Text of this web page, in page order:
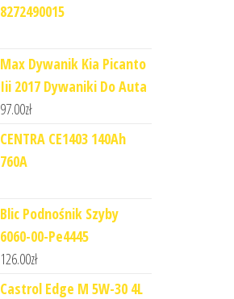
8272490015
Max Dywanik Kia Picanto
Iii 2017 Dywaniki Do Auta
97.00zł
CENTRA CE1403 140Ah
760A
Blic Podnośnik Szyby
6060-00-Pe4445
126.00zł
Castrol Edge M 5W-30 4L